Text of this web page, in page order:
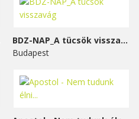
BDZ-NAP_A tücsök visszavág
Budapest